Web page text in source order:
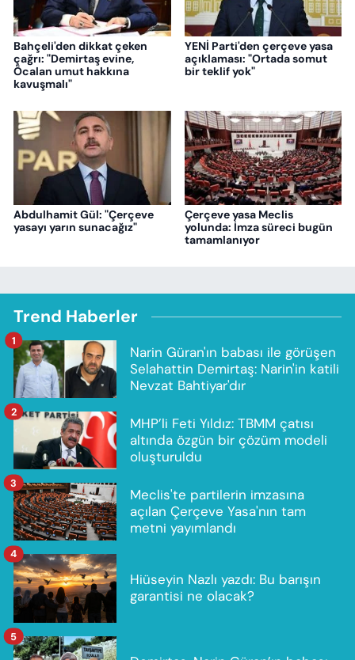
Bahçeli'den dikkat çeken
çağrı: "Demirtaş evine,
Öcalan umut hakkına
kavuşmalı"
YENİ Parti'den çerçeve yasa
açıklaması: "Ortada somut
bir teklif yok"
Abdulhamit Gül: "Çerçeve
yasayı yarın sunacağız"
Çerçeve yasa Meclis
yolunda: İmza süreci bugün
tamamlanıyor
Trend Haberler
Narin Güran'ın babası ile görüşen
Selahattin Demirtaş: Narin'in katili
Nevzat Bahtiyar'dır
1
MHP’li Feti Yıldız: TBMM çatısı
altında özgün bir çözüm modeli
oluşturuldu
2
Meclis'te partilerin imzasına
açılan Çerçeve Yasa'nın tam
metni yayımlandı
3
Hiüseyin Nazlı yazdı: Bu barışın
garantisi ne olacak?
4
5